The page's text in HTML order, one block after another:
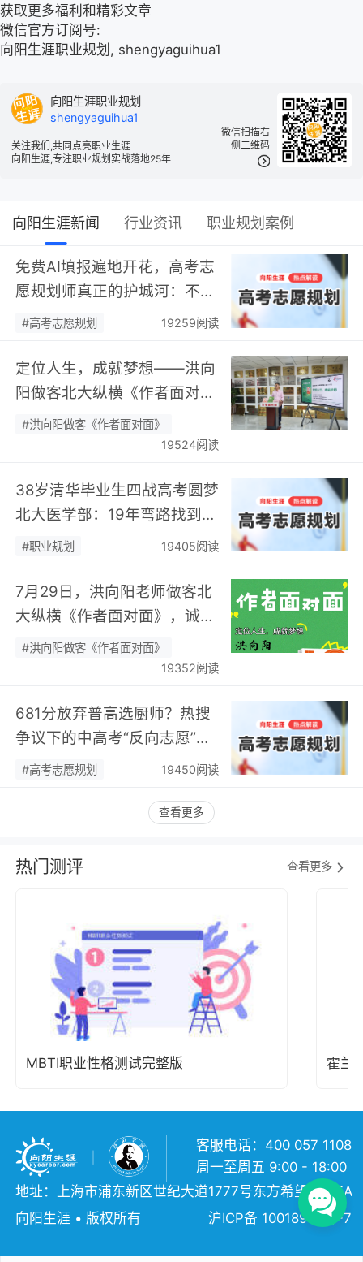
获取更多福利和精彩文章
微信官方订阅号:
向阳生涯职业规划, shengyaguihua1
微信扫描右
侧二维码
向阳生涯职业规划
shengyaguihua1
关注我们,共同点亮职业生涯
向阳生涯,专注职业规划实战落地25年
向阳生涯新闻 行业资讯 职业规划案例
免费AI填报遍地开花，高考志
愿规划师真正的护城河：不靠
数据，靠“人”…
#高考志愿规划 19259阅读
定位人生，成就梦想——洪向
阳做客北大纵横《作者面对
面》开展职业规划专题分享…
#洪向阳做客《作者面对面》
19524阅读
38岁清华毕业生四战高考圆梦
北大医学部：19年弯路找到终
身热爱，可幸又可惜！…
#职业规划 19405阅读
7月29日，洪向阳老师做客北
大纵横《作者面对面》，诚邀
您现场相聚！…
#洪向阳做客《作者面对面》
19352阅读
681分放弃普高选厨师？热搜
争议下的中高考“反向志愿”
潮，藏着职业规划新逻辑…
#高考志愿规划 19450阅读
查看更多
热门测评 查看更多
MBTI职业性格测试完整版 霍兰
客服电话：400 057 1108
周一至周五 9:00 - 18:00
地址：上海市浦东新区世纪大道1777号东方希望大厦5A
向阳生涯 • 版权所有
沪ICP备 10018957号-7